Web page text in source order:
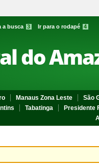
a busca 3 Ir para o rodapé 4
do
Manaus Zona Leste São
Tabatinga Presidente